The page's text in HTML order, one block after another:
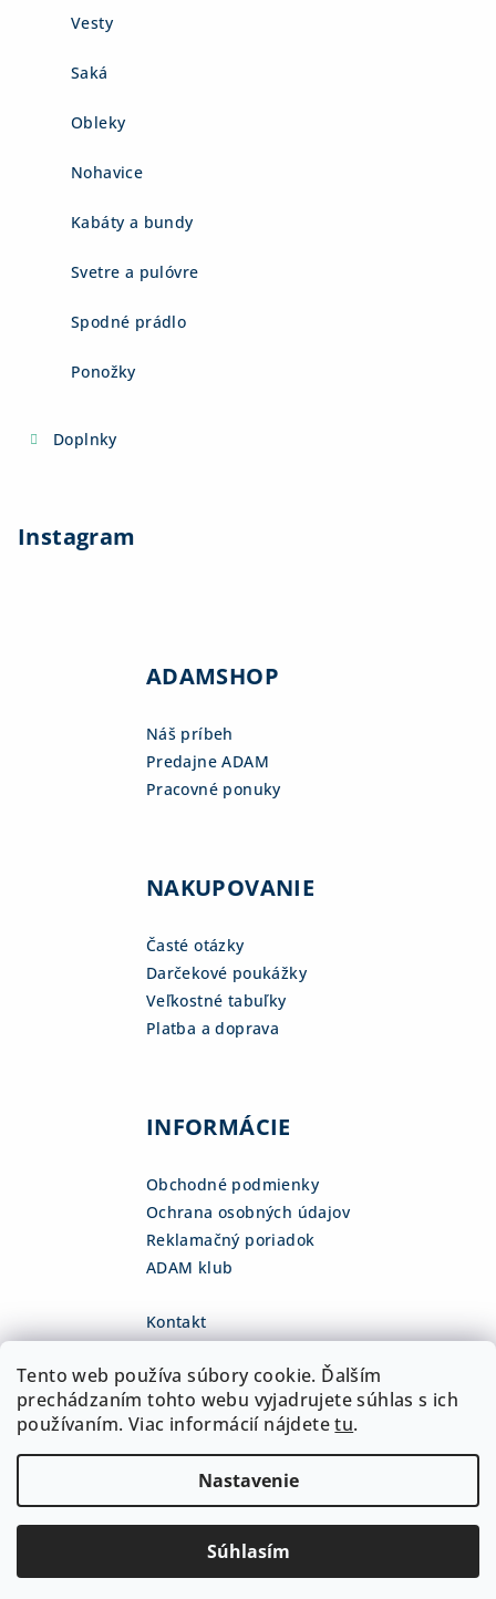
Tento web používa súbory cookie. Ďalším
prechádzaním tohto webu vyjadrujete súhlas s ich
používaním. Viac informácií nájdetetu.
Nastavenie
Súhlasím
Vesty
Saká
Obleky
Nohavice
Kabáty a bundy
Svetre a pulóvre
Spodné prádlo
Ponožky
Doplnky
Instagram
ADAMSHOP
Náš príbeh
Predajne ADAM
Pracovné ponuky
NAKUPOVANIE
Časté otázky
Darčekové poukážky
Veľkostné tabuľky
Platba a doprava
INFORMÁCIE
Obchodné podmienky
Ochrana osobných údajov
Reklamačný poriadok
ADAM klub
Kontakt
+421 918 468 475
fb.com/adamshop.sk
adamshop.sk
Vytvoril Shoptet